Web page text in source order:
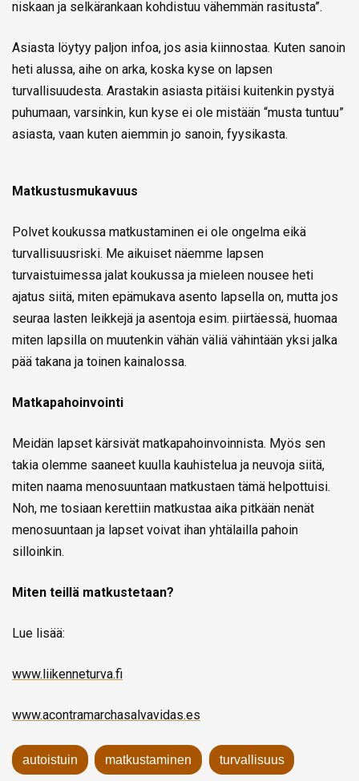
niskaan ja selkärankaan kohdistuu vähemmän rasitusta”.
Asiasta löytyy paljon infoa, jos asia kiinnostaa. Kuten sanoin
heti alussa, aihe on arka, koska kyse on lapsen
turvallisuudesta. Arastakin asiasta pitäisi kuitenkin pystyä
puhumaan, varsinkin, kun kyse ei ole mistään “musta tuntuu”
asiasta, vaan kuten aiemmin jo sanoin, fyysikasta.
Matkustusmukavuus
Polvet koukussa matkustaminen ei ole ongelma eikä
turvallisuusriski. Me aikuiset näemme lapsen
turvaistuimessa jalat koukussa ja mieleen nousee heti
ajatus siitä, miten epämukava asento lapsella on, mutta jos
seuraa lasten leikkejä ja asentoja esim. piirtäessä, huomaa
miten lapsilla on muutenkin vähän väliä vähintään yksi jalka
pää takana ja toinen kainalossa.
Matkapahoinvointi
Meidän lapset kärsivät matkapahoinvoinnista. Myös sen
takia olemme saaneet kuulla kauhistelua ja neuvoja siitä,
miten naama menosuuntaan matkustaen tämä helpottuisi.
Noh, me tosiaan kerettiin matkustaa aika pitkään nenät
menosuuntaan ja lapset voivat ihan yhtälailla pahoin
silloinkin.
Miten teillä matkustetaan?
Lue lisää:
www.liikenneturva.fi
www.acontramarchasalvavidas.es
autoistuin matkustaminen turvallisuus